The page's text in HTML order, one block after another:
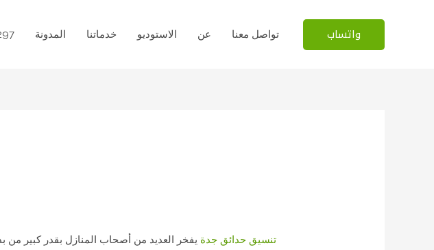
المدونة خدماتنا الاستوديو عن تواصل معنا واتساب
تنسيق حدائق جدة يفخر العديد من أصحاب المنازل بقدر